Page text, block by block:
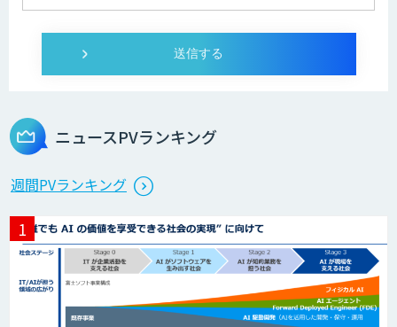
AI開発・伴走支援・内製化支援
StellaController 2.0
検図・照査AI
ニュースPVランキング
週間PVランキング